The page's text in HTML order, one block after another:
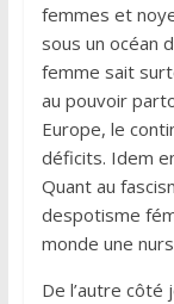
femmes et
sous un océan
femme sait
au pouvoir
Europe, le
déficits. Idem
Quant au
despotisme
monde une
De l’autre côté